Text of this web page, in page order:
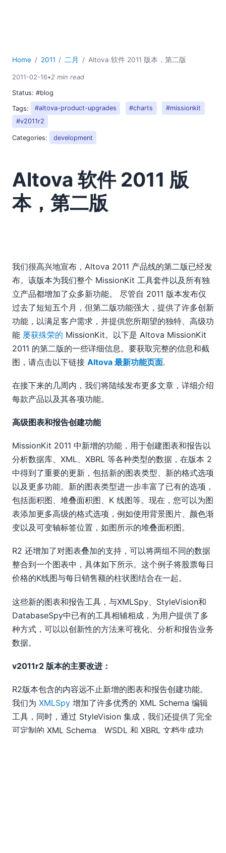
01
Altova 软件 2011 版本，第二版
使用分层结构组织 BPMN 图表
03
04
07
08
09
10
2009
2008
2007
Home 2011 二月 Altova 软件 2011 版本，第二版
2011-02-16•2 min read
Status: #blog
Tags:
#altova-product-upgrades #charts
#missionkit
#v2011r2
Categories: development
Altova 软件 2011 版
本，第二版
我们很高兴地宣布，Altova 2011 产品线的第二版已经发
布。该版本为我们整个 MissionKit 工具套件以及所有独
立产品都增加了众多新功能。 尽管自 2011 版本发布仅
过去了短短五个月，但第二版功能强大，提供了许多创新
功能，以满足客户需求，并提供您所期望的独特、高级功
能 屡获殊荣的 MissionKit。以下是 Altova MissionKit
2011 的第二版的一些详细信息。要获取完整的信息和截
图，请点击以下链接 Altova 最新功能页面.
在接下来的几周内，我们将陆续发布更多文章，详细介绍
每款产品以及其各项功能。
高级图表和报告创建功能
MissionKit 2011 中新增的功能，用于创建图表和报告以
分析数据库、XML、XBRL 等各种类型的数据，在版本 2
中得到了重要的更新，包括新的图表类型、新的格式选项
以及更多功能。新的图表类型进一步丰富了已有的选项，
包括面积图、堆叠面积图、K 线图等。现在，您可以为图
表添加更多高级的格式选项，例如使用背景图片、颜色渐
变以及可变轴标签位置，如图所示的堆叠面积图。
R2 还增加了对图表叠加的支持，可以将两组不同的数据
整合到一个图表中，具体如下所示。这个例子将股票每日
价格的K线图与每日销售额的柱状图结合在一起。
这些新的图表和报告工具，与XMLSpy、StyleVision和
DatabaseSpy中已有的工具相辅相成，为用户提供了多
种方式，可以以创新性的方法来可视化、分析和报告业务
数据。
v2011r2 版本的主要改进：
R2版本包含的内容远不止新增的图表和报告创建功能。
我们为 XMLSpy 增加了许多优秀的 XML Schema 编辑
工具，同时，通过 StyleVision 集成，我们还提供了完全
可定制的 XML Schema、WSDL 和 XBRL 文档生成功